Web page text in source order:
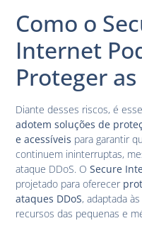
Como o
Internet
Proteger as
Diante desses riscos, é
adotem soluções de
e acessíveis para garantir
continuem ininterruptas,
ataque DDoS. OSecure
projetado para oferecer
ataques DDoS, adaptada
recursos das pequenas e